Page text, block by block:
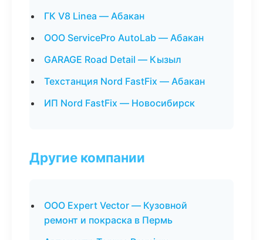
ГК V8 Linea — Абакан
ООО ServicePro AutoLab — Абакан
GARAGE Road Detail — Кызыл
Техстанция Nord FastFix — Абакан
ИП Nord FastFix — Новосибирск
Другие компании
ООО Expert Vector — Кузовной
ремонт и покраска в Пермь